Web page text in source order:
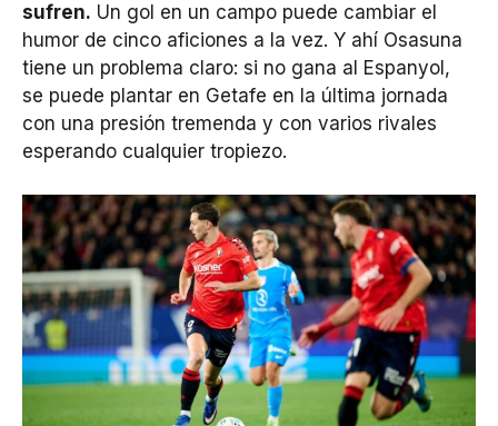
sufren. Un gol en un campo puede cambiar el
humor de cinco aficiones a la vez. Y ahí Osasuna
tiene un problema claro: si no gana al Espanyol,
se puede plantar en Getafe en la última jornada
con una presión tremenda y con varios rivales
esperando cualquier tropiezo.